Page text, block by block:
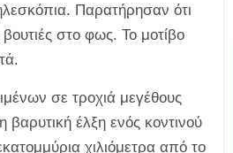
Παρατήρησαν ότι
στο φως. Το μοτίβο
σε τροχιά μεγέθους
έλξη ενός κοντινού
χιλιόμετρα από το